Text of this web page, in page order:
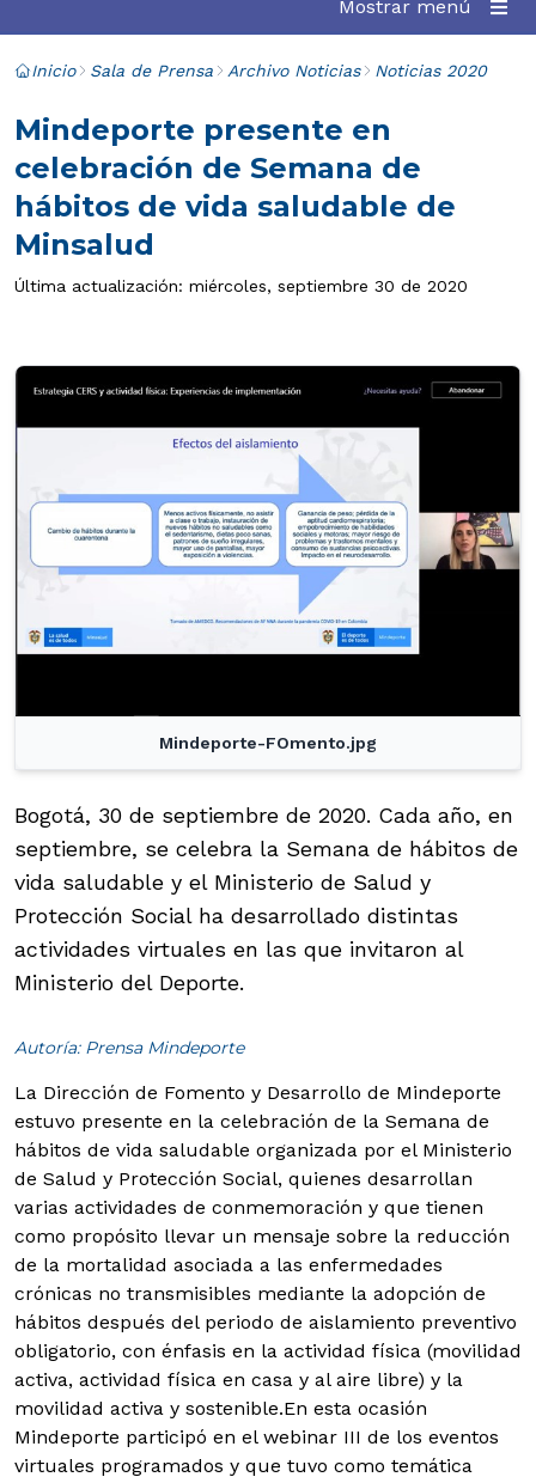
Mostrar menú
Inicio Sala de Prensa Archivo Noticias Noticias 2020
Mindeporte presente en
celebración de Semana de
hábitos de vida saludable de
Minsalud
Última actualización: miércoles, septiembre 30 de 2020
Mindeporte-FOmento.jpg
Bogotá, 30 de septiembre de 2020. Cada año, en
septiembre, se celebra la Semana de hábitos de
vida saludable y el Ministerio de Salud y
Protección Social ha desarrollado distintas
actividades virtuales en las que invitaron al
Ministerio del Deporte.
Autoría: Prensa Mindeporte
La Dirección de Fomento y Desarrollo de Mindeporte
estuvo presente en la celebración de la Semana de
hábitos de vida saludable organizada por el Ministerio
de Salud y Protección Social, quienes desarrollan
varias actividades de conmemoración y que tienen
como propósito llevar un mensaje sobre la reducción
de la mortalidad asociada a las enfermedades
crónicas no transmisibles mediante la adopción de
hábitos después del periodo de aislamiento preventivo
obligatorio, con énfasis en la actividad física (movilidad
activa, actividad física en casa y al aire libre) y la
movilidad activa y sostenible.En esta ocasión
Mindeporte participó en el webinar III de los eventos
virtuales programados y que tuvo como temática